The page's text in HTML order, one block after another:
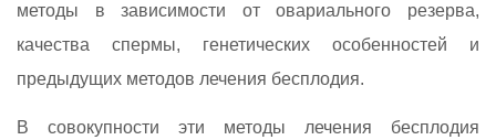
методы в зависимости от овариального резерва,
качества спермы, генетических особенностей и
предыдущих методов лечения бесплодия.
В совокупности эти методы лечения бесплодия